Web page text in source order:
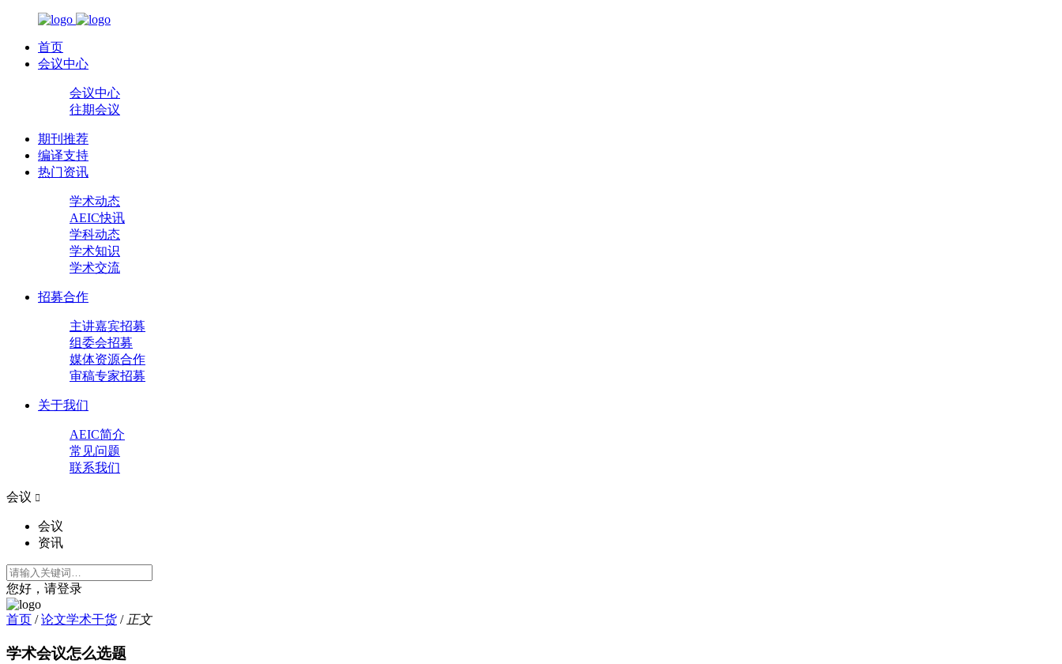
首页
会议中心
会议中心
往期会议
期刊推荐
编译支持
热门资讯
学术动态
AEIC快讯
学科动态
学术知识
学术交流
招募合作
主讲嘉宾招募
组委会招募
媒体资源合作
审稿专家招募
关于我们
AEIC简介
常见问题
联系我们
会议 
会议
资讯
您好，请登录
首页 / 论文学术干货 / 正文
学术会议怎么选题